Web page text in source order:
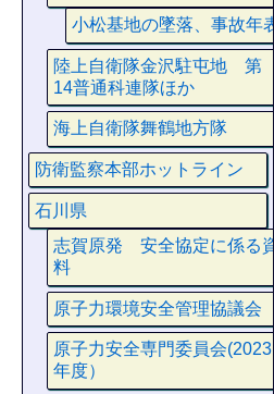
小松基地の墜落、事故年表
陸上自衛隊金沢駐屯地 第
14普通科連隊ほか
海上自衛隊舞鶴地方隊
防衛監察本部ホットライン
石川県
志賀原発 安全協定に係る資
料
原子力環境安全管理協議会
原子力安全専門委員会(2023
年度）